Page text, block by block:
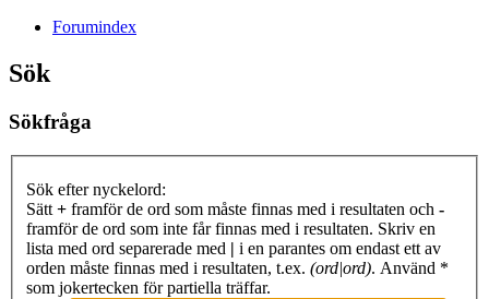
Forumindex
Sök
Sökfråga
Sök efter nyckelord:
Sätt + framför de ord som måste finnas med i resultaten och -
framför de ord som inte får finnas med i resultaten. Skriv en
lista med ord separerade med | i en parantes om endast ett av
orden måste finnas med i resultaten, t.ex. (ord|ord). Använd *
som jokertecken för partiella träffar.